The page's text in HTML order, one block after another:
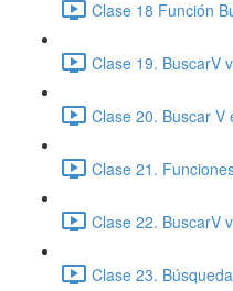
Clase 18 Función
Clase 19. BuscarV
Clase 20. Buscar V
Clase 21.
Clase 22. BuscarV
Clase 23.